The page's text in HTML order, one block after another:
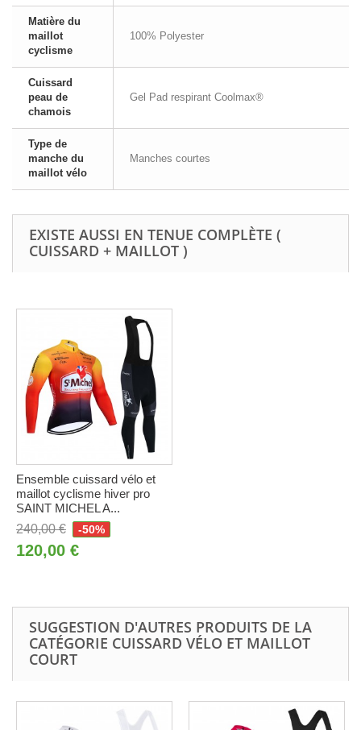
Matière du
maillot
cyclisme
100% Polyester
Cuissard
peau de
chamois
Gel Pad respirant Coolmax®
Type de
manche du
maillot vélo
Manches courtes
EXISTE AUSSI EN TENUE COMPLÈTE (
CUISSARD + MAILLOT )
Ensemble cuissard vélo et
maillot cyclisme hiver pro
SAINT MICHEL A...
240,00 €
-50%
120,00 €
SUGGESTION D'AUTRES PRODUITS DE LA
CATÉGORIE CUISSARD VÉLO ET MAILLOT
COURT